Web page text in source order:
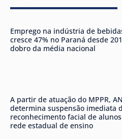
Emprego na indústria de
cresce 47% no Paraná desde
dobro da média nacional
A partir de atuação do MPPR,
determina suspensão imediata
reconhecimento facial de
rede estadual de ensino